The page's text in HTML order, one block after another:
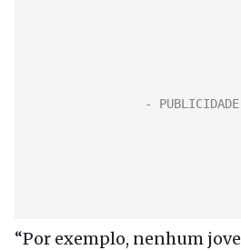
“Por exemplo, nenhum